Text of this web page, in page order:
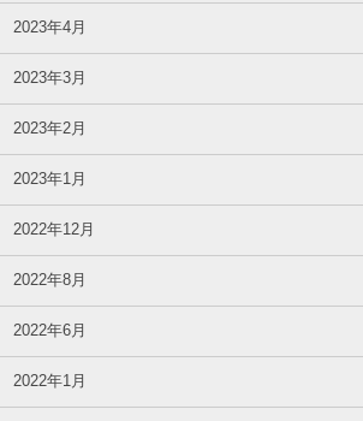
2023年4月
2023年3月
2023年2月
2023年1月
2022年12月
2022年8月
2022年6月
2022年1月